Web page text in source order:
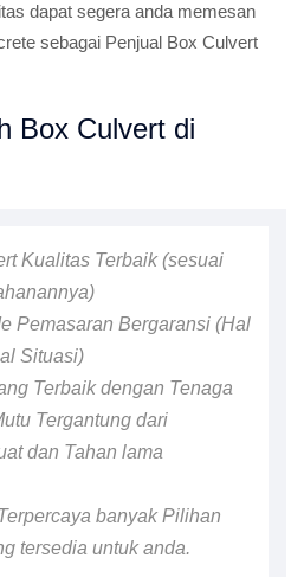
dapat segera anda memesan
sebagai Penjual Box Culvert
Box Culvert di
Kualitas Terbaik (sesuai
Pemasaran Bergaransi (Hal
Situasi)
Terbaik dengan Tenaga
Tergantung dari
dan Tahan lama
banyak Pilihan
tersedia untuk anda.